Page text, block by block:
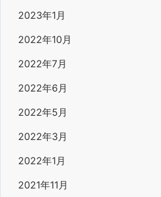
2023年1月
2022年10月
2022年7月
2022年6月
2022年5月
2022年3月
2022年1月
2021年11月